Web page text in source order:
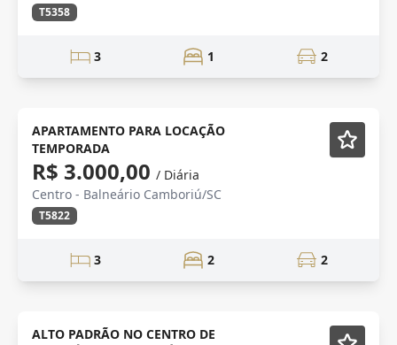
T5358
3 1 2
TEMPORADA Mobiliado
APARTAMENTO PARA LOCAÇÃO
TEMPORADA
R$ 3.000,00 / Diária
Centro - Balneário Camboriú/SC
T5822
3 2 2
TEMPORADA Mobiliado
ALTO PADRÃO NO CENTRO DE